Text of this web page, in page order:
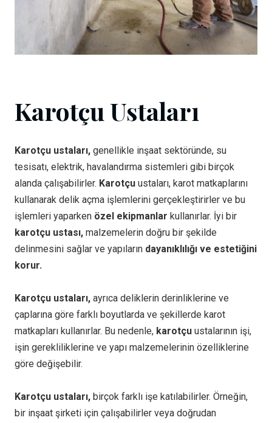
Karotçu Ustaları
Karotçu ustaları, genellikle inşaat sektöründe, su
tesisatı, elektrik, havalandırma sistemleri gibi birçok
alanda çalışabilirler. Karotçu ustaları, karot matkaplarını
kullanarak delik açma işlemlerini gerçekleştirirler ve bu
işlemleri yaparken özel ekipmanlar kullanırlar. İyi bir
karotçu ustası, malzemelerin doğru bir şekilde
delinmesini sağlar ve yapıların dayanıklılığı ve estetiğini
korur.
Karotçu ustaları, ayrıca deliklerin derinliklerine ve
çaplarına göre farklı boyutlarda ve şekillerde karot
matkapları kullanırlar. Bu nedenle, karotçu ustalarının işi,
işin gerekliliklerine ve yapı malzemelerinin özelliklerine
göre değişebilir.
Karotçu ustaları, birçok farklı işe katılabilirler. Örneğin,
bir inşaat şirketi için çalışabilirler veya doğrudan